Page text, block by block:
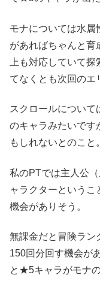
モナについては水属
があればちゃんと育
上も対応していて
てなくとも次回のエ
スクロールについ
のキャラみたいです
もしれないとのこと。
私のPTでは主人公
ャラクターというこ
機会がありそう。
無課金だと冒険ラン
150回分回す機会が
と★5キャラがモナ